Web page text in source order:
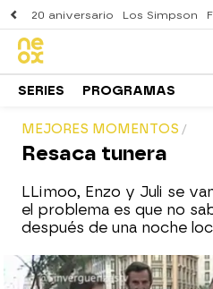
20 aniversario Los Simpson
SERIES PROGRAMAS
MEJORES MOMENTOS
Resaca tunera
LLimoo, Enzo y Juli se
el problema es que no
después de una noche